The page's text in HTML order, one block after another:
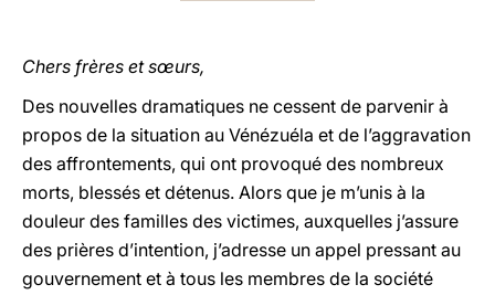
Chers frères et sœurs,
Des nouvelles dramatiques ne cessent de parvenir à
propos de la situation au Vénézuéla et de l’aggravation
des affrontements, qui ont provoqué des nombreux
morts, blessés et détenus. Alors que je m’unis à la
douleur des familles des victimes, auxquelles j’assure
des prières d’intention, j’adresse un appel pressant au
gouvernement et à tous les membres de la société